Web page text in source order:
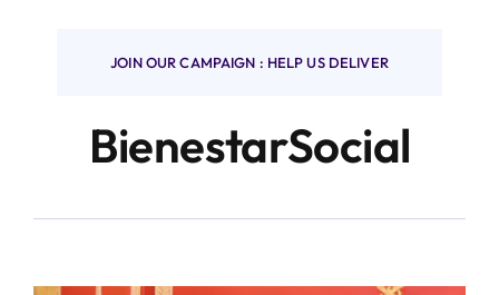
JOIN OUR CAMPAIGN : HELP US DELIVER
BienestarSocial